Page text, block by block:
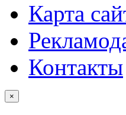
Карта
Контакты
×